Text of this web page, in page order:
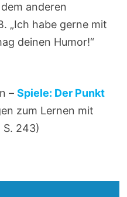
anderen
„Ich habe gerne mit
deinen Humor!“
–Spiele: Der Punkt
zum Lernen mit
S. 243)